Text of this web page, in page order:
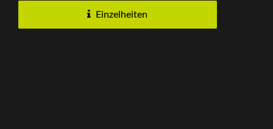
Professionalität,...
Einzelheiten